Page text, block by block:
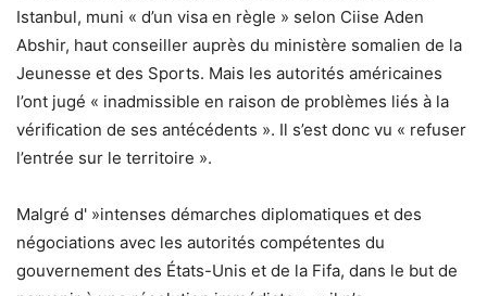
Istanbul, muni « d’un visa en règle » selon Ciise Aden
Abshir, haut conseiller auprès du ministère somalien de la
Jeunesse et des Sports. Mais les autorités américaines
l’ont jugé « inadmissible en raison de problèmes liés à la
vérification de ses antécédents ». Il s’est donc vu « refuser
l’entrée sur le territoire ».
Malgré d' »intenses démarches diplomatiques et des
négociations avec les autorités compétentes du
gouvernement des États-Unis et de la Fifa, dans le but de